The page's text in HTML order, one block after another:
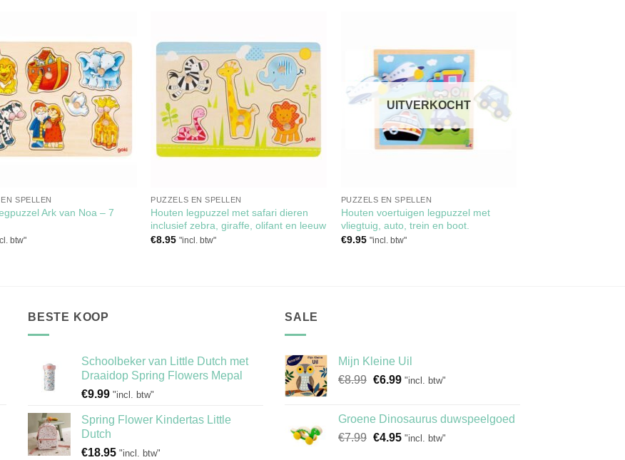
Toevoegen
aan
verlanglijst
SPELLEN
Ark van Noa – 7
btw"
Toevoegen
aan
verlanglijst
PUZZELS EN SPELLEN
Houten legpuzzel met safari dieren
inclusief zebra, giraffe, olifant en leeuw
€8.95 "incl. btw"
Toevoegen
verlanglijst
UITVERKOCHT
PUZZELS EN SPELLEN
Houten voertuigen legpuzzel met
vliegtuig, auto, trein en boot.
€9.95 "incl. btw"
BESTE KOOP
Schoolbeker van Little Dutch met
Draaidop Spring Flowers Mepal
€9.99 "incl. btw"
Spring Flower Kindertas Little
Dutch
€18.95 "incl. btw"
SALE
Mijn Kleine Uil
€8.99 Oorspronkelijke
€8.99.
€6.99Huidige
€6.99.
"incl. btw"
Groene Dinosaurus duwspeelgoed
€7.99 Oorspronkelijke
€4.95Huidige
"incl. btw"